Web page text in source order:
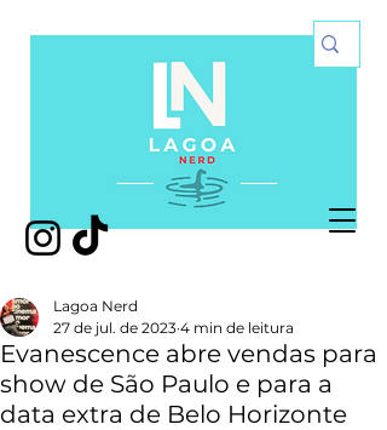
Evanescence abre vendas para
show de São Paulo e para a
data extra de Belo Horizonte
Lagoa Nerd
27 de jul. de 2023 4 min de leitura